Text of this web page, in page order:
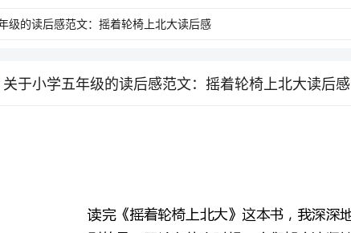
关于小学五年级的读后感范文：摇着轮椅上北大读后感